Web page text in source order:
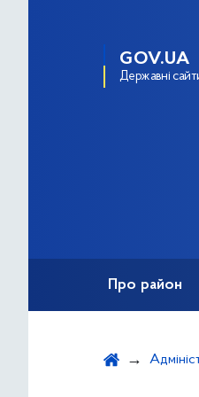
GOV.UA
Державні
Про район